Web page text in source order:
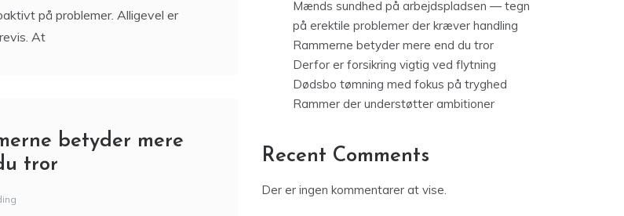
At
tror
på erektile problemer der kræver handling
Rammerne betyder mere end du tror
Derfor er forsikring vigtig ved flytning
Dødsbo tømning med fokus på tryghed
Rammer der understøtter ambitioner